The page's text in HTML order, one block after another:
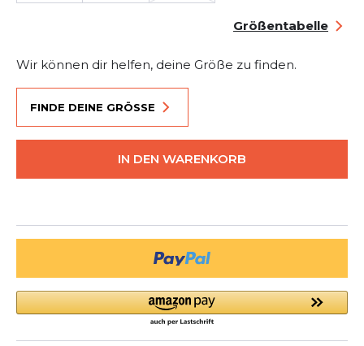
Größentabelle
Wir können dir helfen, deine Größe zu finden.
FINDE DEINE GRÖSSE
IN DEN WARENKORB